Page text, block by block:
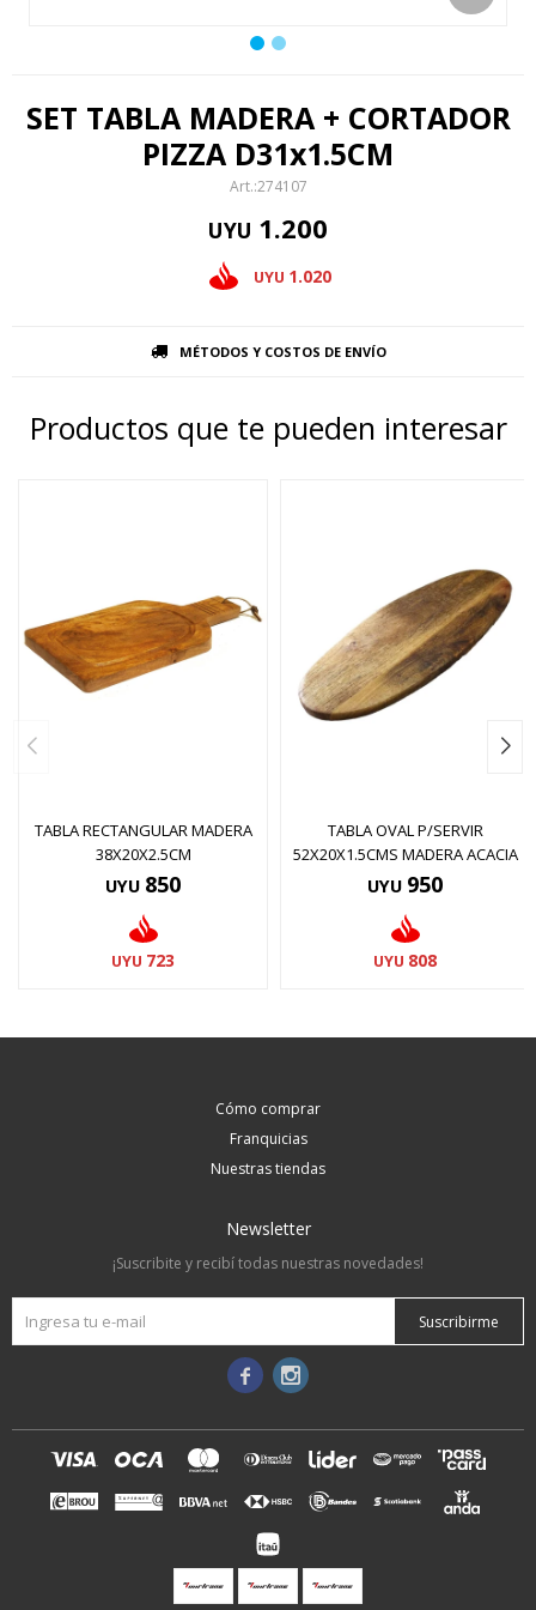
SET TABLA MADERA + CORTADOR
PIZZA D31x1.5CM
274107
UYU 1.200
UYU 1.020
MÉTODOS Y COSTOS DE ENVÍO
Productos que te pueden interesar
TABLA RECTANGULAR MADERA
38X20X2.5CM
UYU 850
UYU 723
TABLA OVAL P/SERVIR
52X20X1.5CMS MADERA ACACIA
UYU 950
UYU 808
Cómo comprar
Franquicias
Nuestras tiendas
Newsletter
¡Suscribite y recibí todas nuestras novedades!
Suscribirme
 